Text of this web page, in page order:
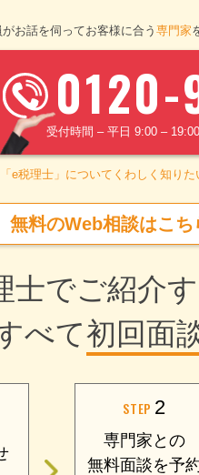
がお話を伺ってお客様に合う専門家
0120-
受付時間 – 平日 9:00 –
「e税理士」についてくわしく知り
無料のWeb相談はこち
士でご紹介
べて初回面
STEP 2
専門家との
無料面談を予